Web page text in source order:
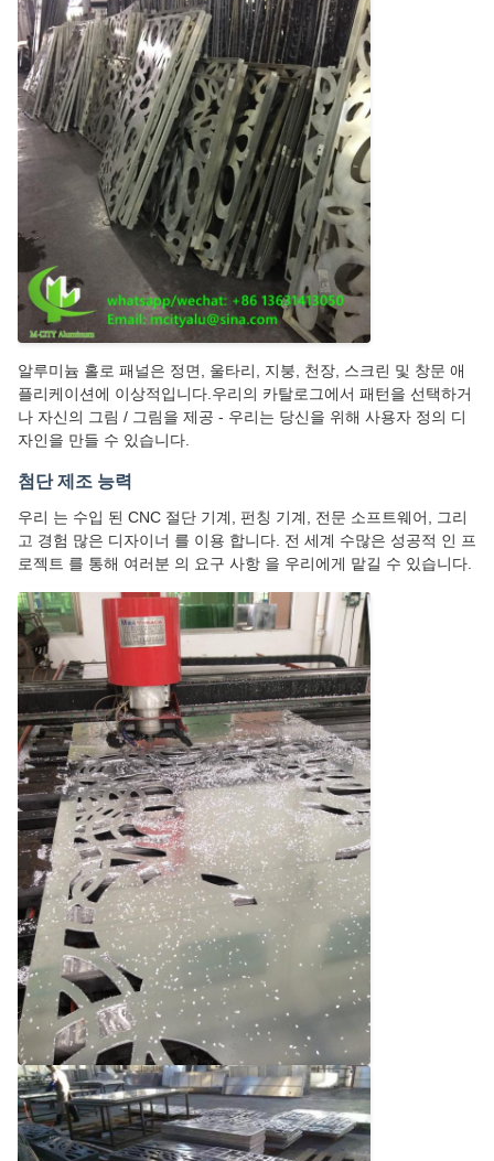
알루미늄 홀로 패널은 정면, 울타리, 지붕, 천장, 스크린 및 창문 애
플리케이션에 이상적입니다.우리의 카탈로그에서 패턴을 선택하거
나 자신의 그림 / 그림을 제공 - 우리는 당신을 위해 사용자 정의 디
자인을 만들 수 있습니다.
첨단 제조 능력
우리 는 수입 된 CNC 절단 기계, 펀칭 기계, 전문 소프트웨어, 그리
고 경험 많은 디자이너 를 이용 합니다. 전 세계 수많은 성공적 인 프
로젝트 를 통해 여러분 의 요구 사항 을 우리에게 맡길 수 있습니다.